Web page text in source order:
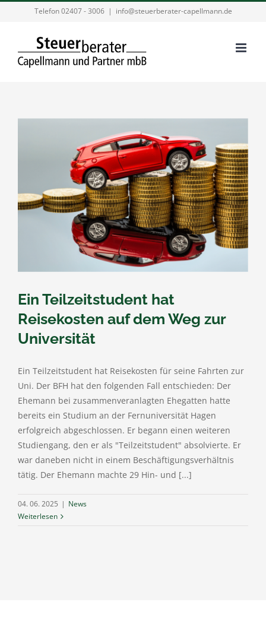
Telefon 02407 - 3006 | info@steuerberater-capellmann.de
Ein Teilzeitstudent hat
Reisekosten auf dem Weg zur
Universität
Ein Teilzeitstudent hat Reisekosten für seine Fahrten zur
Uni. Der BFH hat den folgenden Fall entschieden: Der
Ehemann bei zusammenveranlagten Ehegatten hatte
bereits ein Studium an der Fernuniversität Hagen
erfolgreich abgeschlossen. Er begann einen weiteren
Studiengang, den er als "Teilzeitstudent" absolvierte. Er
war daneben nicht in einem Beschäftigungsverhältnis
tätig. Der Ehemann machte 29 Hin- und [...]
04. 06. 2025 | News
Weiterlesen